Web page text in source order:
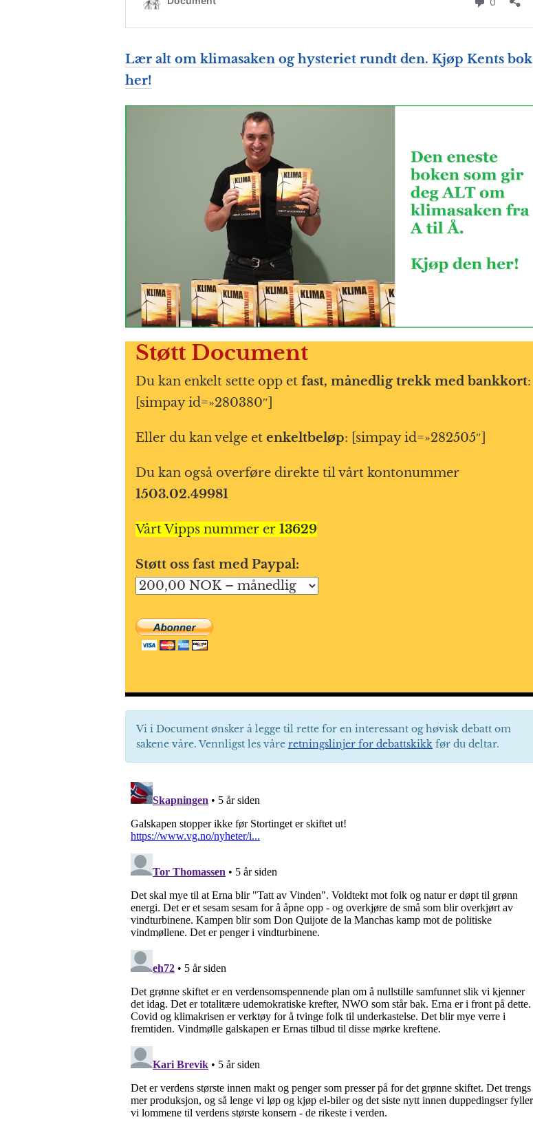
Lær alt om klimasaken og hysteriet rundt den. Kjøp Kents bok
her!
Støtt Document
Du kan enkelt sette opp et fast, månedlig trekk med bankkort:
[simpay id=»280380″]
Eller du kan velge et enkeltbeløp: [simpay id=»282505″]
Du kan også overføre direkte til vårt kontonummer
1503.02.49981
Vårt Vipps nummer er 13629
Støtt oss fast med Paypal:
Vi i Document ønsker å legge til rette for en interessant og høvisk debatt om
sakene våre. Vennligst les våre retningslinjer for debattskikk før du deltar.